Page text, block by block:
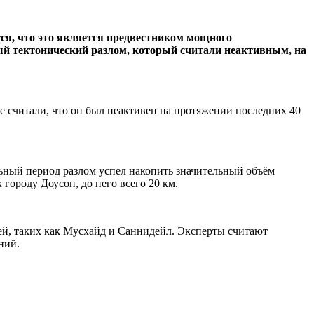
что это является предвестником мощного
тектонический разлом, который считали неактивным, на
что он был неактивен на протяжении последних 40
период разлом успел накопить значительный объём
Доусон, до него всего 20 км.
таких как Мусхайд и Саннидейл. Эксперты считают